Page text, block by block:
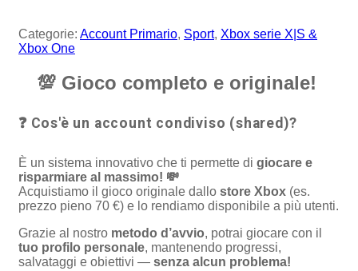
Categorie: Account Primario, Sport, Xbox serie X|S &
Xbox One
💯 Gioco completo e originale!
❓ Cos'è un account condiviso (shared)?
È un sistema innovativo che ti permette di giocare e
risparmiare al massimo! 💸
Acquistiamo il gioco originale dallo store Xbox (es.
prezzo pieno 70 €) e lo rendiamo disponibile a più utenti.
Grazie al nostro metodo d’avvio, potrai giocare con il
tuo profilo personale, mantenendo progressi,
salvataggi e obiettivi — senza alcun problema!